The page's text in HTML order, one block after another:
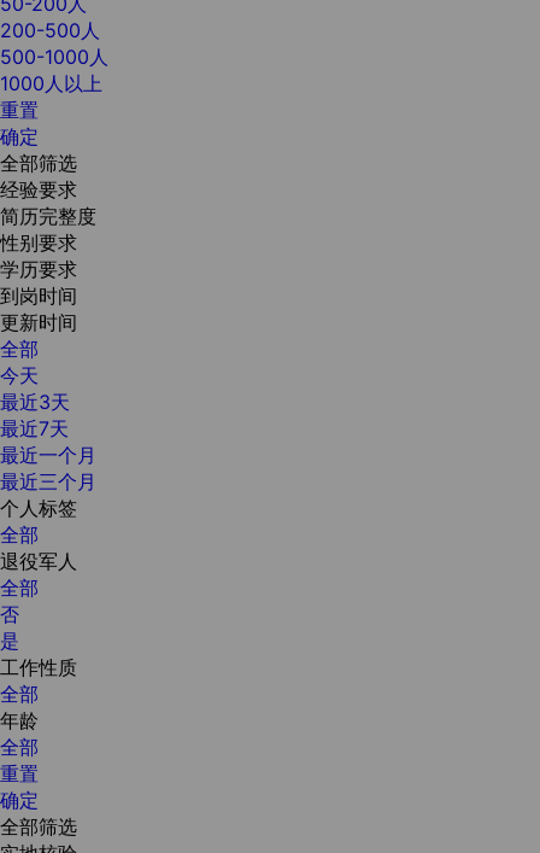
200-500人
500-1000人
1000人以上
重置
确定
全部筛选
经验要求
简历完整度
性别要求
学历要求
到岗时间
更新时间
全部
今天
最近3天
最近7天
最近一个月
最近三个月
个人标签
全部
退役军人
全部
否
是
工作性质
全部
年龄
全部
重置
确定
全部筛选